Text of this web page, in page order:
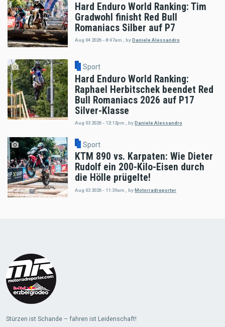
Hard Enduro World Ranking: Tim
Gradwohl finisht Red Bull
Romaniacs Silber auf P7
Aug 04 2026 - 8:47am byDaniele Alessandro
Sport
Hard Enduro World Ranking:
Raphael Herbitschek beendet Red
Bull Romaniacs 2026 auf P17
Silver-Klasse
Aug 03 2026 - 12:12pm byDaniele Alessandro
Sport
KTM 890 vs. Karpaten: Wie Dieter
Rudolf ein 200-Kilo-Eisen durch
die Hölle prügelte!
Aug 03 2026 - 11:39am byMotorradreporter
Stürzen ist Schande – fahren ist Leidenschaft!